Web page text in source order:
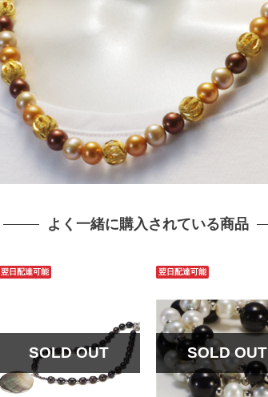
よく一緒に購入されている商品
翌日配達可能
SOLD OUT
翌日配達可能
SOLD OUT